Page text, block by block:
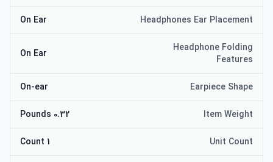
Headphones Ear Placement
On Ear
Headphone Folding
Features
On Ear
Earpiece Shape
On-ear
Item Weight
0.32 Pounds
Unit Count
1 Count